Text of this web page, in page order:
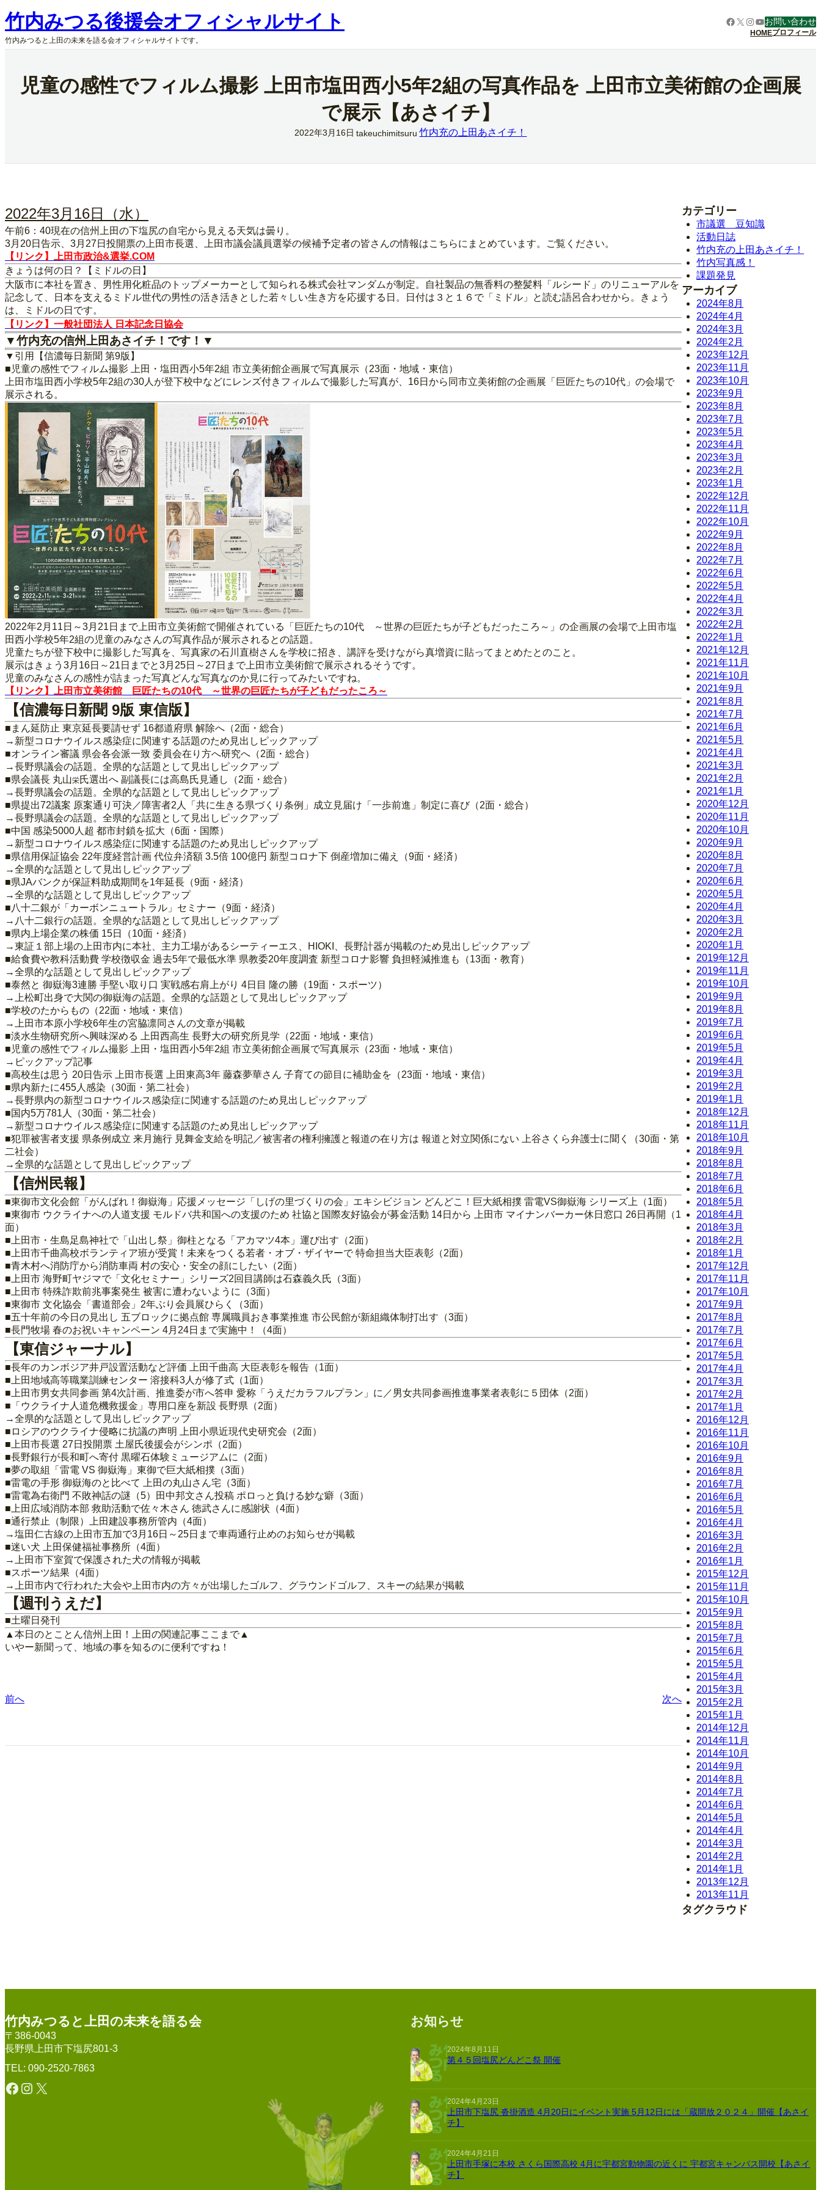
内
容
を
ス
竹内みつる後援会オフィシャルサイト
竹内みつると上田の未来を語る会オフィシャルサイトです。
Facebook
X Instagram
YouTube
お問い合わせ
HOMEプロフィール
児童の感性でフィルム撮影 上田市塩田西小5年2組の写真作品を 上田市立美術館の企画展
で展示【あさイチ】
2022年3月16日 takeuchimitsuru 竹内充の上田あさイチ！
2022年3月16日（水）
午前6：40現在の信州上田の下塩尻の自宅から見える天気は曇り。
3月20日告示、3月27日投開票の上田市長選、上田市議会議員選挙の候補予定者の皆さんの情報はこちらにまとめています。ご覧ください。
【リンク】上田市政治&選挙.COM
きょうは何の日？【ミドルの日】
大阪市に本社を置き、男性用化粧品のトップメーカーとして知られる株式会社マンダムが制定。自社製品の無香料の整髪料「ルシード」のリニューアルを
記念して、日本を支えるミドル世代の男性の活き活きとした若々しい生き方を応援する日。日付は３と１６で「ミドル」と読む語呂合わせから。きょう
は、ミドルの日です。
【リンク】一般社団法人 日本記念日協会
▼竹内充の信州上田あさイチ！です！▼
▼引用【信濃毎日新聞 第9版】
■児童の感性でフィルム撮影 上田・塩田西小5年2組 市立美術館企画展で写真展示（23面・地域・東信）
上田市塩田西小学校5年2組の30人が登下校中などにレンズ付きフィルムで撮影した写真が、16日から同市立美術館の企画展「巨匠たちの10代」の会場で
展示される。
2022年2月11日～3月21日まで上田市立美術館で開催されている「巨匠たちの10代 ～世界の巨匠たちが子どもだったころ～」の企画展の会場で上田市塩
田西小学校5年2組の児童のみなさんの写真作品が展示されるとの話題。
児童たちが登下校中に撮影した写真を、写真家の石川直樹さんを学校に招き、講評を受けながら真増資に貼ってまとめたとのこと。
展示はきょう3月16日～21日までと3月25日～27日まで上田市立美術館で展示されるそうです。
児童のみなさんの感性が詰まった写真どんな写真なのか見に行ってみたいですね。
【リンク】上田市立美術館 巨匠たちの10代 ～世界の巨匠たちが子どもだったころ～
【信濃毎日新聞 9版 東信版】
■まん延防止 東京延長要請せず 16都道府県 解除へ（2面・総合）
→新型コロナウイルス感染症に関連する話題のため見出しピックアップ
■オンライン審議 県会各会派一致 委員会在り方へ研究へ（2面・総合）
→長野県議会の話題。全県的な話題として見出しピックアップ
■県会議長 丸山栄氏選出へ 副議長には高島氏見通し（2面・総合）
→長野県議会の話題。全県的な話題として見出しピックアップ
■県提出72議案 原案通り可決／障害者2人「共に生きる県づくり条例」成立見届け「一歩前進」制定に喜び（2面・総合）
→長野県議会の話題。全県的な話題として見出しピックアップ
■中国 感染5000人超 都市封鎖を拡大（6面・国際）
→新型コロナウイルス感染症に関連する話題のため見出しピックアップ
■県信用保証協会 22年度経営計画 代位弁済額 3.5倍 100億円 新型コロナ下 倒産増加に備え（9面・経済）
→全県的な話題として見出しピックアップ
■県JAバンクが保証料助成期間を1年延長（9面・経済）
→全県的な話題として見出しピックアップ
■八十二銀が「カーボンニュートラル」セミナー（9面・経済）
→八十二銀行の話題。全県的な話題として見出しピックアップ
■県内上場企業の株価 15日（10面・経済）
→東証１部上場の上田市内に本社、主力工場があるシーティーエス、HIOKI、長野計器が掲載のため見出しピックアップ
■給食費や教科活動費 学校徴収金 過去5年で最低水準 県教委20年度調査 新型コロナ影響 負担軽減推進も（13面・教育）
→全県的な話題として見出しピックアップ
■泰然と 御嶽海3連勝 手堅い取り口 実戦感右肩上がり 4日目 隆の勝（19面・スポーツ）
→上松町出身で大関の御嶽海の話題。全県的な話題として見出しピックアップ
■学校のたからもの（22面・地域・東信）
→上田市本原小学校6年生の宮脇凛同さんの文章が掲載
■淡水生物研究所へ興味深める 上田西高生 長野大の研究所見学（22面・地域・東信）
■児童の感性でフィルム撮影 上田・塩田西小5年2組 市立美術館企画展で写真展示（23面・地域・東信）
→ピックアップ記事
■高校生は思う 20日告示 上田市長選 上田東高3年 藤森夢華さん 子育ての節目に補助金を（23面・地域・東信）
■県内新たに455人感染（30面・第二社会）
→長野県内の新型コロナウイルス感染症に関連する話題のため見出しピックアップ
■国内5万781人（30面・第二社会）
→新型コロナウイルス感染症に関連する話題のため見出しピックアップ
■犯罪被害者支援 県条例成立 来月施行 見舞金支給を明記／被害者の権利擁護と報道の在り方は 報道と対立関係にない 上谷さくら弁護士に聞く（30面・第
二社会）
→全県的な話題として見出しピックアップ
【信州民報】
■東御市文化会館「がんばれ！御嶽海」応援メッセージ「しげの里づくりの会」エキシビジョン どんどこ！巨大紙相撲 雷電VS御嶽海 シリーズ上（1面）
■東御市 ウクライナへの人道支援 モルドバ共和国への支援のため 社協と国際友好協会が募金活動 14日から 上田市 マイナンバーカー休日窓口 26日再開（1
面）
■上田市・生島足島神社で「山出し祭」御柱となる「アカマツ4本」運び出す（2面）
■上田市千曲高校ボランティア班が受賞！未来をつくる若者・オブ・ザイヤーで 特命担当大臣表彰（2面）
■青木村へ消防庁から消防車両 村の安心・安全の顔にしたい（2面）
■上田市 海野町ヤジマで「文化セミナー」シリーズ2回目講師は石森義久氏（3面）
■上田市 特殊詐欺前兆事案発生 被害に遭わないように（3面）
■東御市 文化協会「書道部会」2年ぶり会員展ひらく（3面）
■五十年前の今日の見出し 五ブロックに拠点館 専属職員おき事業推進 市公民館が新組織体制打出す（3面）
■長門牧場 春のお祝いキャンペーン 4月24日まで実施中！（4面）
【東信ジャーナル】
■長年のカンボジア井戸設置活動など評価 上田千曲高 大臣表彰を報告（1面）
■上田地域高等職業訓練センター 溶接科3人が修了式（1面）
■上田市男女共同参画 第4次計画、推進委が市へ答申 愛称「うえだカラフルプラン」に／男女共同参画推進事業者表彰に５団体（2面）
■「ウクライナ人道危機救援金」専用口座を新設 長野県（2面）
→全県的な話題として見出しピックアップ
■ロシアのウクライナ侵略に抗議の声明 上田小県近現代史研究会（2面）
■上田市長選 27日投開票 土屋氏後援会がシンポ（2面）
■長野銀行が長和町へ寄付 黒曜石体験ミュージアムに（2面）
■夢の取組「雷電 VS 御嶽海」東御で巨大紙相撲（3面）
■雷電の手形 御嶽海のと比べて 上田の丸山さん宅（3面）
■雷電為右衛門 不敗神話の謎（5）田中邦文さん投稿 ポロっと負ける妙な癖（3面）
■上田広域消防本部 救助活動で佐々木さん 徳武さんに感謝状（4面）
■通行禁止（制限）上田建設事務所管内（4面）
→塩田仁古線の上田市五加で3月16日～25日まで車両通行止めのお知らせが掲載
■迷い犬 上田保健福祉事務所（4面）
→上田市下室賀で保護された犬の情報が掲載
■スポーツ結果（4面）
→上田市内で行われた大会や上田市内の方々が出場したゴルフ、グラウンドゴルフ、スキーの結果が掲載
【週刊うえだ】
■土曜日発刊
▲本日のとことん信州上田！上田の関連記事ここまで▲
いやー新聞って、地域の事を知るのに便利ですね！
前へ 次へ
カテゴリー
市議選 豆知識
活動日誌
竹内充の上田あさイチ！
竹内写真感！
課題発見
アーカイブ
2024年8月
2024年4月
2024年3月
2024年2月
2023年12月
2023年11月
2023年10月
2023年9月
2023年8月
2023年7月
2023年5月
2023年4月
2023年3月
2023年2月
2023年1月
2022年12月
2022年11月
2022年10月
2022年9月
2022年8月
2022年7月
2022年6月
2022年5月
2022年4月
2022年3月
2022年2月
2022年1月
2021年12月
2021年11月
2021年10月
2021年9月
2021年8月
2021年7月
2021年6月
2021年5月
2021年4月
2021年3月
2021年2月
2021年1月
2020年12月
2020年11月
2020年10月
2020年9月
2020年8月
2020年7月
2020年6月
2020年5月
2020年4月
2020年3月
2020年2月
2020年1月
2019年12月
2019年11月
2019年10月
2019年9月
2019年8月
2019年7月
2019年6月
2019年5月
2019年4月
2019年3月
2019年2月
2019年1月
2018年12月
2018年11月
2018年10月
2018年9月
2018年8月
2018年7月
2018年6月
2018年5月
2018年4月
2018年3月
2018年2月
2018年1月
2017年12月
2017年11月
2017年10月
2017年9月
2017年8月
2017年7月
2017年6月
2017年5月
2017年4月
2017年3月
2017年2月
2017年1月
2016年12月
2016年11月
2016年10月
2016年9月
2016年8月
2016年7月
2016年6月
2016年5月
2016年4月
2016年3月
2016年2月
2016年1月
2015年12月
2015年11月
2015年10月
2015年9月
2015年8月
2015年7月
2015年6月
2015年5月
2015年4月
2015年3月
2015年2月
2015年1月
2014年12月
2014年11月
2014年10月
2014年9月
2014年8月
2014年7月
2014年6月
2014年5月
2014年4月
2014年3月
2014年2月
2014年1月
2013年12月
2013年11月
タグクラウド
竹内みつると上田の未来を語る会
〒386-0043
長野県上田市下塩尻801-3
TEL: 090-2520-7863
Facebook Instagram X
お知らせ
2024年8月11日
第４５回塩尻どんどこ祭 開催
2024年4月23日
上田市下塩尻 沓掛酒造 4月20日にイベント実施 5月12日には「蔵開放２０２４」開催【あさイ
チ】
2024年4月21日
上田市手塚に本校 さくら国際高校 4月に宇都宮動物園の近くに 宇都宮キャンパス開校【あさイ
チ】